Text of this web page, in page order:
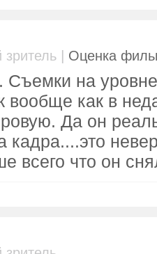
| Оценка
Съемки на
вообще как в
Да он
кадра....это
всего что он